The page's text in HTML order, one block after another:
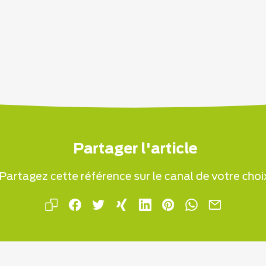
Partager l'article
Partagez cette référence sur le canal de votre